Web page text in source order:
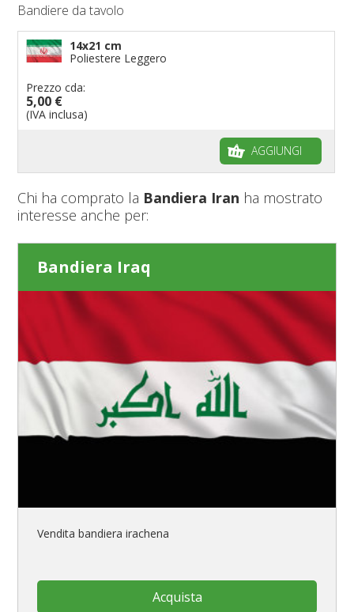
Bandiere da tavolo
14x21 cm
Poliestere Leggero
Prezzo cda:
5,00 €
(IVA inclusa)
AGGIUNGI
Chi ha comprato la Bandiera Iran ha mostrato
interesse anche per:
Bandiera Iraq
Vendita bandiera irachena
Acquista